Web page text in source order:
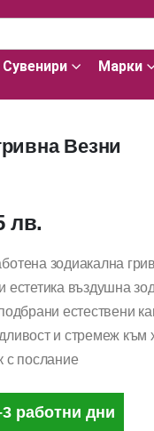
Сувенири Марки
Везни
лв.
зодиакална
естетика въздушна
естествени
и стремеж към
с послание
работни дни